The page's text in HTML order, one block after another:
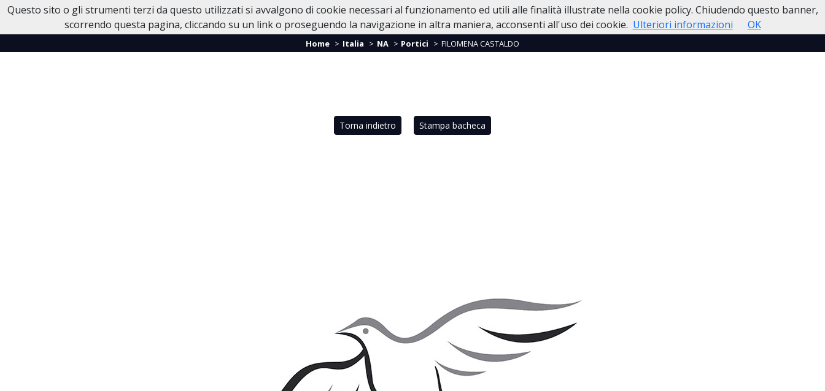
Necrologi Dell'Anno Home Casa Funeraria In Caso di Decesso Lutti Personaggi Pubblici Contatti
Home Italia NA Portici FILOMENA CASTALDO
Torna indietro Stampa bacheca
Questo sito o gli strumenti terzi da questo utilizzati si avvalgono di cookie necessari al funzionamento ed utili alle finalità illustrate nella cookie policy. Chiudendo questo banner,
scorrendo questa pagina, cliccando su un link o proseguendo la navigazione in altra maniera, acconsenti all'uso dei cookie. Ulteriori informazioni OK